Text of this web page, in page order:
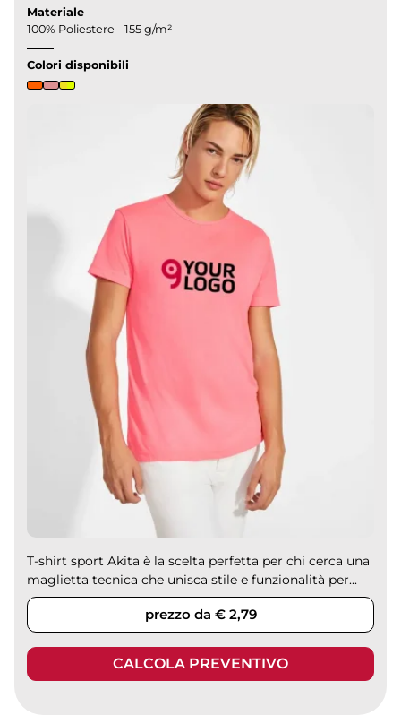
Materiale
100% Poliestere - 155 g/m²
Colori disponibili
T-shirt sport Akita è la scelta perfetta per chi cerca una
maglietta tecnica che unisca stile e funzionalità per...
prezzo da € 2,79
CALCOLA PREVENTIVO